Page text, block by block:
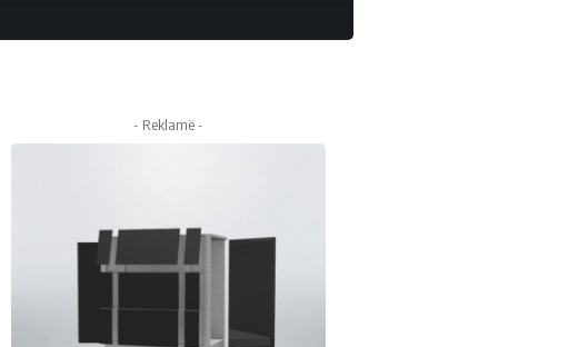
- Reklamë -